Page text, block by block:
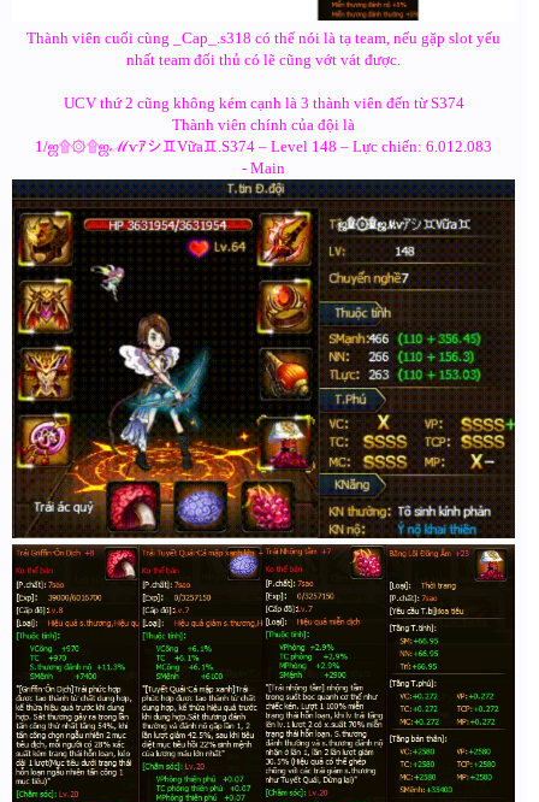
Thành viên cuối cùng _Cap_.s318 có thể nói là tạ team, nếu gặp slot yếu
nhất team đối thủ có lẽ cũng vớt vát được.
UCV thứ 2 cũng không kém cạnh là 3 thành viên đến từ S374
Thành viên chính của đội là
1/ஜ۩۞۩ஜℳѵｱシ♊Vữa♊.S374 – Level 148 – Lực chiến: 6.012.083
- Main